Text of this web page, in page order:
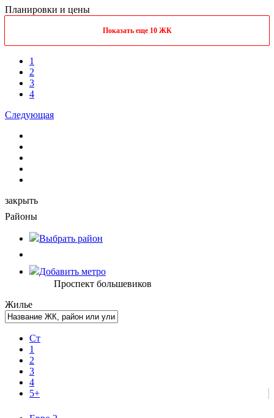
Планировки и цены
Показать еще 10 ЖК
1
2
3
4
Следующая
закрыть
Районы
Выбрать район
Добавить метро
Проспект большевиков
Жилье
Ст
1
2
3
4
5+